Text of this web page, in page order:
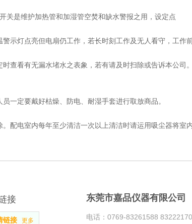
关是维护加热管和加湿管空焚和缺水警报之用，设定点
示灯点亮但电扇仍工作，若长时刻工作及无人看守，工作
查看有无漏水堵水之表象，若有请及时扫除或告诉本公
一定要戴好枯燥、防电、耐湿手套进行取放商品。
配电室内每年至少清洁一次以上清洁时请运用吸尘器将室
链接 更多
接
电话：0769-83261588
东莞市嘉品仪器有限公司